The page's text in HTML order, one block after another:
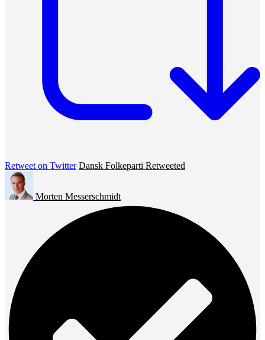
Retweet on Twitter Dansk Folkeparti Retweeted
Morten Messerschmidt